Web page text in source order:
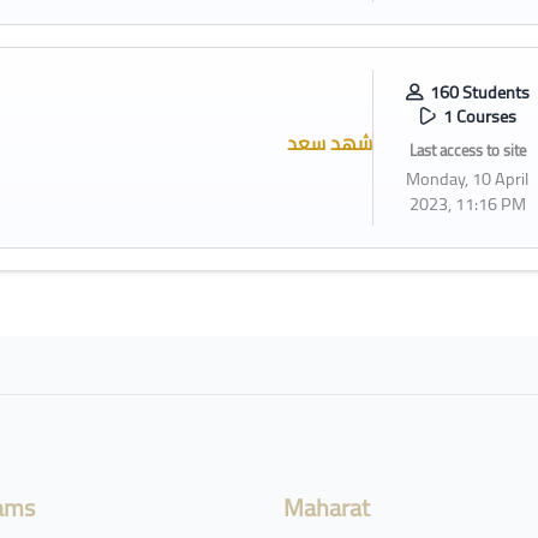
شهد سعد
160 Students
1 Courses
Last access to site
Monday, 10 April
2023, 11:16 PM
Maharat